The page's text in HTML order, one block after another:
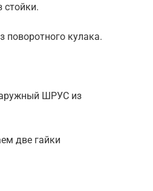
стойки.
кулака.
ШРУС из
две гайки